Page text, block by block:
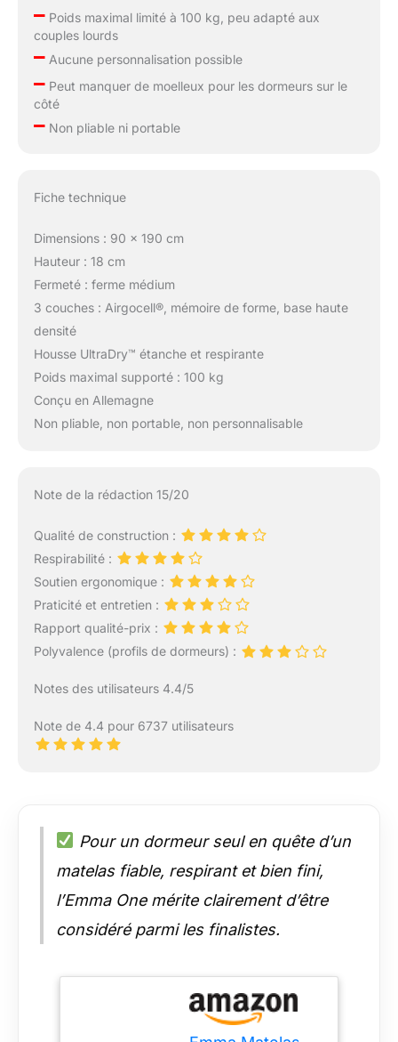
–Poids maximal limité à 100 kg, peu adapté aux
couples lourds
–Aucune personnalisation possible
–Peut manquer de moelleux pour les dormeurs sur le
côté
–Non pliable ni portable
Fiche technique
Dimensions : 90 x 190 cm
Hauteur : 18 cm
Fermeté : ferme médium
3 couches : Airgocell®, mémoire de forme, base haute
densité
Housse UltraDry™ étanche et respirante
Poids maximal supporté : 100 kg
Conçu en Allemagne
Non pliable, non portable, non personnalisable
Note de la rédaction 15/20
Qualité de construction :
Respirabilité :
Soutien ergonomique :
Praticité et entretien :
Rapport qualité-prix :
Polyvalence (profils de dormeurs) :
Notes des utilisateurs 4.4/5
Note de 4.4 pour 6737 utilisateurs
Pour un dormeur seul en quête d’un
matelas fiable, respirant et bien fini,
l’Emma One mérite clairement d’être
considéré parmi les finalistes.